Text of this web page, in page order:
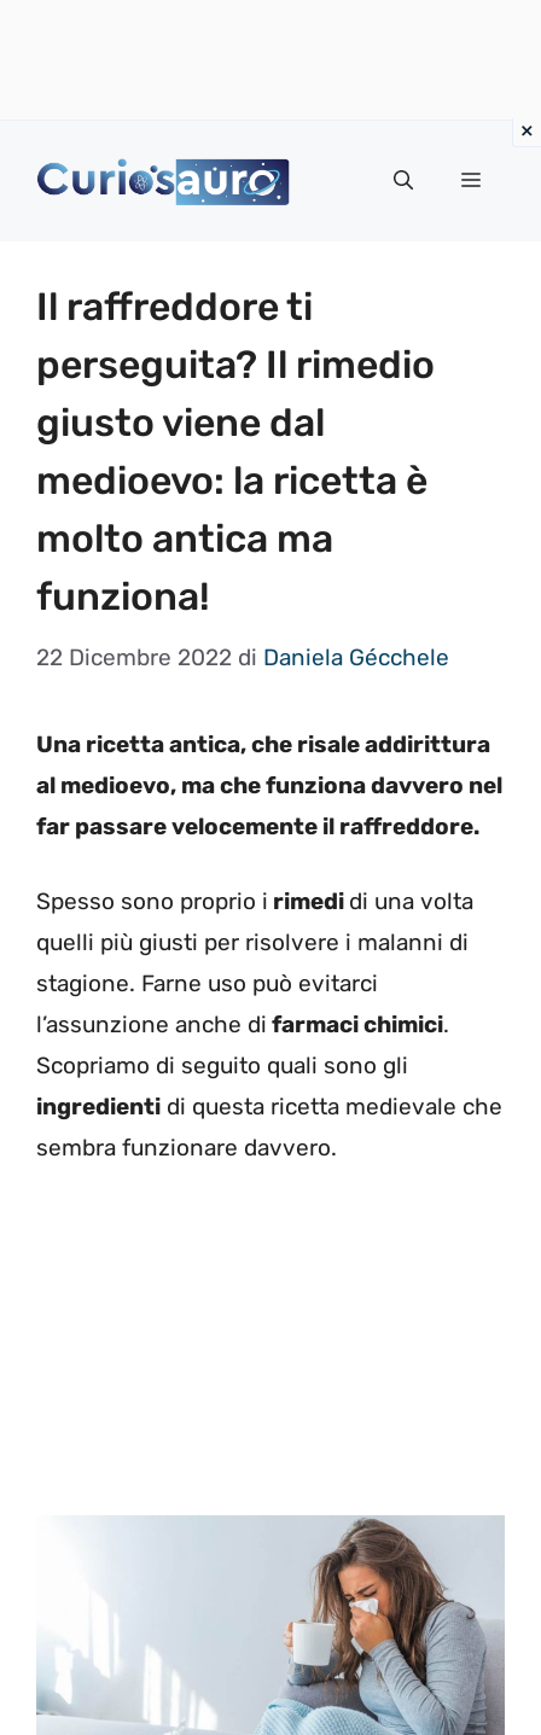
Menu
Il raffreddore ti
perseguita? Il rimedio
giusto viene dal
medioevo: la ricetta è
molto antica ma
funziona!
22 Dicembre 2022 di Daniela Gécchele
Una ricetta antica, che risale addirittura
al medioevo, ma che funziona davvero nel
far passare velocemente il raffreddore.
Spesso sono proprio i rimedi di una volta
quelli più giusti per risolvere i malanni di
stagione. Farne uso può evitarci
l’assunzione anche di farmaci chimici.
Scopriamo di seguito quali sono gli
ingredienti di questa ricetta medievale che
sembra funzionare davvero.